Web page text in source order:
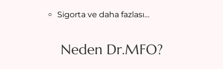
Sigorta ve daha fazlası…
Neden Dr.MFO?